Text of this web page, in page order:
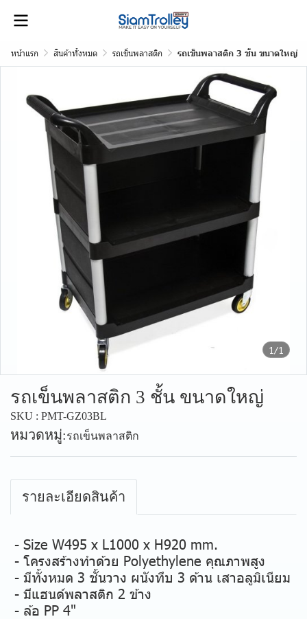
หน้าแรก สินค้าทั้งหมด รถเข็นพลาสติก รถเข็นพลาสติก 3 ชั้น ขนาดใหญ่
1/1
รถเข็นพลาสติก 3 ชั้น ขนาดใหญ่
SKU : PMT-GZ03BL
หมวดหมู่:รถเข็นพลาสติก
รายละเอียดสินค้า
- Size W495 x L1000 x H920 mm.
- โครงสร้างทำด้วย Polyethylene คุณภาพสูง
- มีทั้งหมด 3 ชั้นวาง ผนังทึบ 3 ด้าน เสาอลูมิเนียม
- มีแฮนด์พลาสติก 2 ข้าง
- ล้อ PP 4"